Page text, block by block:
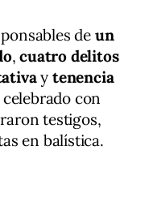
de un
,cuatro delitos
y tenencia
con
testigos,
en balística.